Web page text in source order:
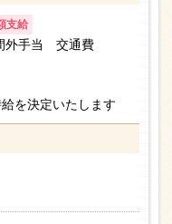
支給
外手当 交通費
を決定いたします